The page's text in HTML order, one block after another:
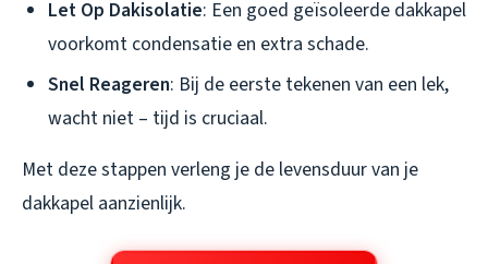
Let Op Dakisolatie: Een goed geïsoleerde dakkapel
voorkomt condensatie en extra schade.
Snel Reageren: Bij de eerste tekenen van een lek,
wacht niet – tijd is cruciaal.
Met deze stappen verleng je de levensduur van je
dakkapel aanzienlijk.